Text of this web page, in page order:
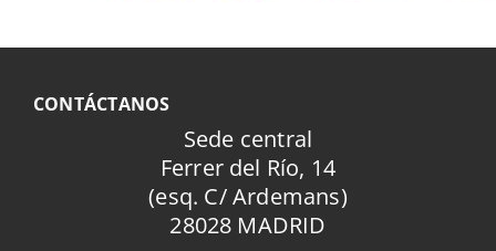
CONTÁCTANOS
Sede central
Ferrer del Río, 14
(esq. C/ Ardemans)
28028 MADRID